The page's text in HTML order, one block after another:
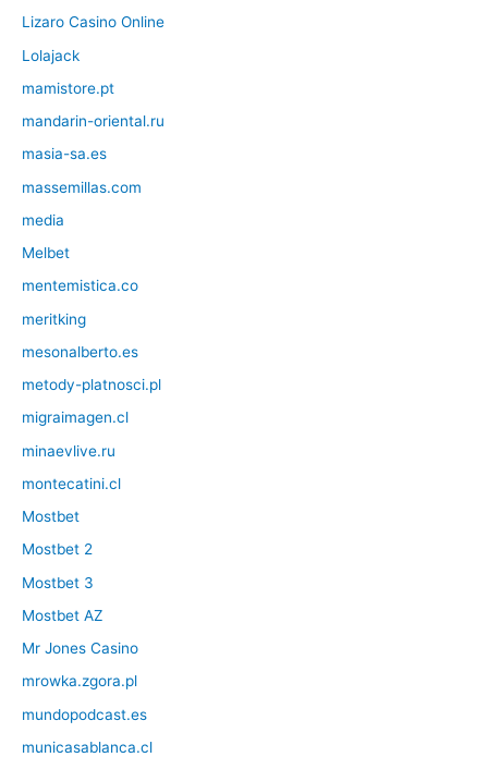
Lizaro Casino Online
Lolajack
mamistore.pt
mandarin-oriental.ru
masia-sa.es
massemillas.com
media
Melbet
mentemistica.co
meritking
mesonalberto.es
metody-platnosci.pl
migraimagen.cl
minaevlive.ru
montecatini.cl
Mostbet
Mostbet 2
Mostbet 3
Mostbet AZ
Mr Jones Casino
mrowka.zgora.pl
mundopodcast.es
municasablanca.cl